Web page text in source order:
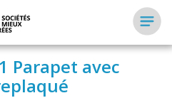
Parapet avec